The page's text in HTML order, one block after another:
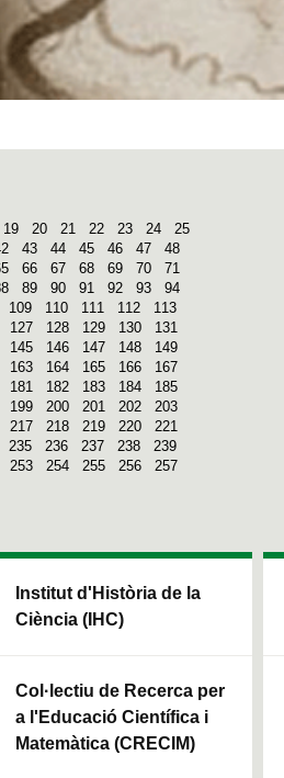
19 20 21 22 23 24
25
43 44 45 46 47
48
66 67 68 69 70
71
89 90 91 92 93
94
109 110 111 112
113
127 128 129 130
131
145 146 147 148
149
163 164 165 166
167
181 182 183 184
185
199 200 201 202
203
217 218 219 220
221
235 236 237 238
239
253 254 255 256
257
Institut d'Història de la
Ciència (IHC)
Col·lectiu de Recerca per
a l'Educació Científica i
Matemàtica (CRECIM)